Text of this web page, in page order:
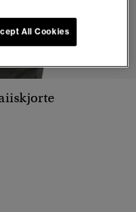
5
All Cookies